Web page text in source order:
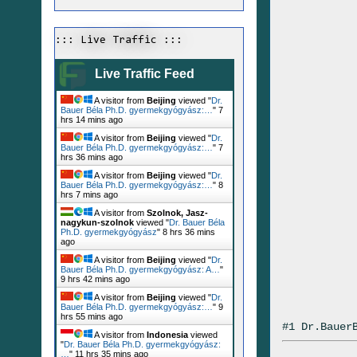
#1
::: Live Traffic :::
Live Traffic Feed
A visitor from Beijing viewed "Dr.
Bauer Béla Ph.D. gyermekgyógyász:… " 7
hrs 14 mins ago
A visitor from Beijing viewed "Dr.
Bauer Béla Ph.D. gyermekgyógyász:… " 7
hrs 36 mins ago
A visitor from Beijing viewed "Dr.
Bauer Béla Ph.D. gyermekgyógyász:… " 8
hrs 7 mins ago
A visitor from Szolnok, Jasz-
nagykun-szolnok viewed "Dr. Bauer Béla
Ph.D. gyermekgyógyász" 8 hrs 36 mins
ago
A visitor from Beijing viewed "Dr.
Bauer Béla Ph.D. gyermekgyógyász: A… "
9 hrs 42 mins ago
A visitor from Beijing viewed "Dr.
Bauer Béla Ph.D. gyermekgyógyász:… " 9
hrs 55 mins ago
A visitor from Indonesia viewed
"Dr. Bauer Béla Ph.D. gyermekgyógyász:
" 11 hrs 35 mins ago